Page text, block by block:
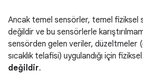
Ancak temel sensörler, temel fiziksel
değildir ve bu sensörlerle
sensörden gelen veriler, düzeltmeler
sıcaklık telafisi) uygulandığı için
değildir.